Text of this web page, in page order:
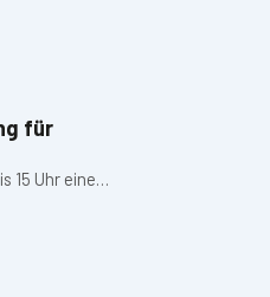
für
15 Uhr eine…